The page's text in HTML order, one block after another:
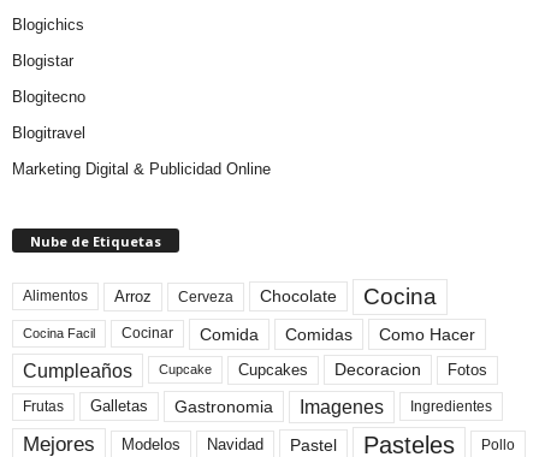
Blogichics
Blogistar
Blogitecno
Blogitravel
Marketing Digital & Publicidad Online
Nube de Etiquetas
Alimentos Arroz Cerveza Chocolate Cocina
Cocina Facil Cocinar Comida Comidas Como Hacer
Cumpleaños Cupcake Cupcakes Decoracion Fotos
Frutas Galletas Gastronomia Imagenes Ingredientes
Mejores Modelos Navidad Pastel Pasteles Pollo